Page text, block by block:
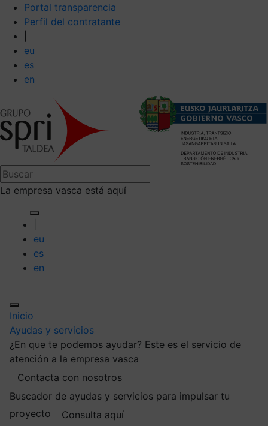
Portal transparencia
Perfil del contratante
eu
es
en
La empresa vasca está aquí
eu
es
en
Inicio
Ayudas y servicios
¿En que te podemos ayudar? Este es el servicio de
atención a la empresa vasca
Contacta con nosotros
Buscador de ayudas y servicios para impulsar tu
proyecto
Consulta aquí